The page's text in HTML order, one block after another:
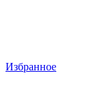
Избранное